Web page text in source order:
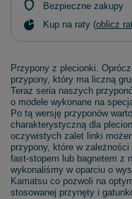
Bezpieczne zakupy
Kup na raty (oblicz
Przypony z plecionki.
przypony, który ma liczną
Teraz seria naszych
o modele wykonane na
Po tą wersję przyponów
charakterystyczną dla
oczywistych zalet linki
przypony, które w
fast-stopem lub bagnetem z
wykonaliśmy w oparciu o
Kamatsu co pozwoli na
stosowanej przynęty i